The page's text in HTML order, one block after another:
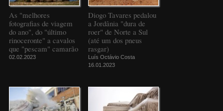
As "melhores
fotografias de viagem
do ano", do "último
rinoceronte" a cavalos
que "pescam" camarão
02.02.2023
Diogo Tavares pedalou
a Jordânia "dura de
roer" de Norte a Sul
(até um dos pneus
rasgar)
Luís Octávio Costa
16.01.2023